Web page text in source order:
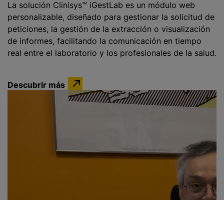
La solución Clinisys™ iGestLab es un módulo web
personalizable, diseñado para gestionar la solicitud de
peticiones, la gestión de la extracción o visualización
de informes, facilitando la comunicación en tiempo
real entre el laboratorio y los profesionales de la salud.
Descubrir más